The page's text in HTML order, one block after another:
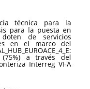
técnica para la
para la puesta en
de servicios
en el marco del
(75%) a través del
Interreg VI-A